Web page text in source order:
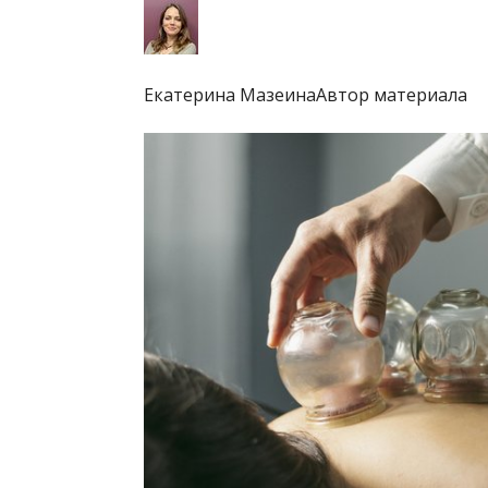
Екатерина МазеинаАвтор материала